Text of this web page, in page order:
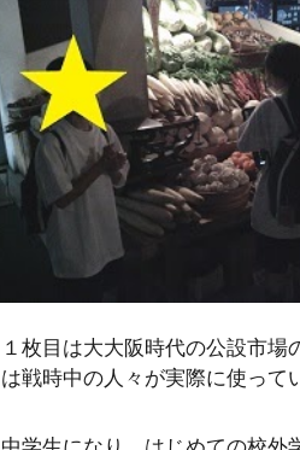
１枚目は大大阪時代の公設市
は戦時中の人々が実際に使って